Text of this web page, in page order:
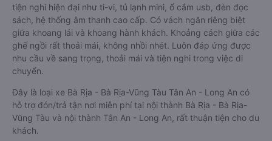
tiện nghi hiện đại như ti-vi, tủ lạnh mini, ổ cắm usb, đèn đọc
sách, hệ thống âm thanh cao cấp. Có vách ngăn riêng biệt
giữa khoang lái và khoang hành khách. Khoảng cách giữa các
ghế ngồi rất thoải mái, không nhồi nhét. Luôn đáp ứng được
nhu cầu về sang trọng, thoải mái và tiện nghi trong việc di
chuyển.
Đây là loại xe Bà Rịa - Bà Rịa-Vũng Tàu Tân An - Long An có
hỗ trợ đón/trả tận nơi miễn phí tại nội thành Bà Rịa - Bà Rịa-
Vũng Tàu và nội thành Tân An - Long An, rất thuận tiện cho du
khách.